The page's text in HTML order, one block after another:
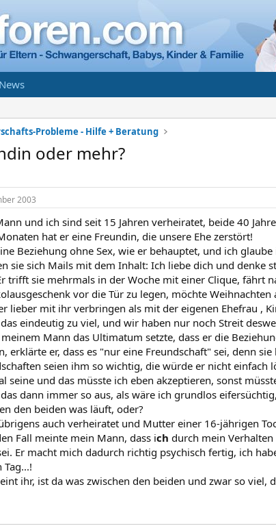
News
Probleme - Hilfe + Beratung
oder mehr?
2003
und ich sind seit 15 Jahren verheiratet, beide 40
hat er eine Freundin, die unsere Ehe zerstört!
Beziehung ohne Sex, wie er behauptet, und ich
sie sich Mails mit dem Inhalt: Ich liebe dich und denke
trifft sie mehrmals in der Woche mit einer Clique, fährt
vor die Tür zu legen, möchte
lieber mit ihr verbringen als mit der eigenen Ehefrau ,
eindeutig zu viel, und wir haben nur noch Streit
Mann das Ultimatum setzte, dass er die
erklärte er, dass es "nur eine Freundschaft" sei, denn
seien ihm so wichtig, die würde er nicht einfach
seine und das müsste ich eben akzeptieren, sonst
dann immer so aus, als wäre ich grundlos
den beiden was läuft, oder?
auch verheiratet und Mutter einer 16-jährigen
Fall meinte mein Mann, dass ich durch mein
Er macht mich dadurch richtig psychisch fertig, ich
Tag...!
ihr, ist da was zwischen den beiden und zwar so viel,